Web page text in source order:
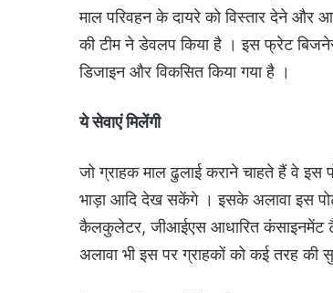
माल परिवहन के दायरे को विस्तार देने और
की टीम ने डेवलप किया है । इस फ्रेट
डिजाइन और विकसित किया गया है ।
ये सेवाएं मिलेंगी
जो ग्राहक माल ढुलाई कराने चाहते हैं वे इस
भाड़ा आदि देख सकेंगे । इसके अलावा इस
कैलकुलेटर, जीआईएस आधारित कंसाइनमेंट
अलावा भी इस पर ग्राहकों को कई तरह की